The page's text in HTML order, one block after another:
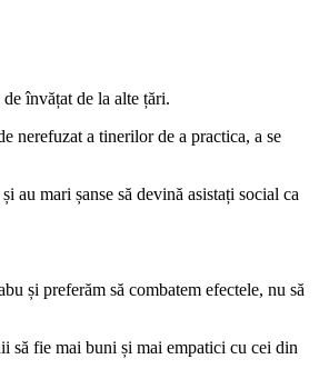
învățat de la alte țări.
nerefuzat a tinerilor de a practica, a se
mari șanse să devină asistați social ca
și preferăm să combatem efectele, nu să
să fie mai buni și mai empatici cu cei din